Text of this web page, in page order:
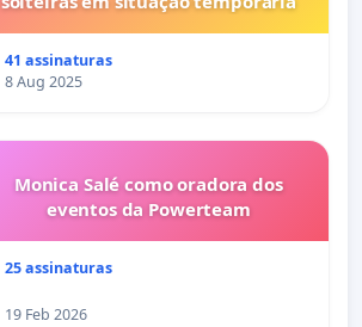
41 assinaturas
8 Aug 2025
Monica Salé como oradora dos
eventos da Powerteam
25 assinaturas
19 Feb 2026